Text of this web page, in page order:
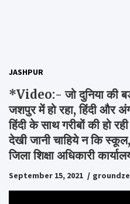
JASHPUR
*Video:- जो दुनिया की
जशपुर में हो रहा, हिंदी और
हिंदी के साथ गरीबों की हो
देखी जानी चाहिये न कि
जिला शिक्षा अधिकारी
September 15, 2021